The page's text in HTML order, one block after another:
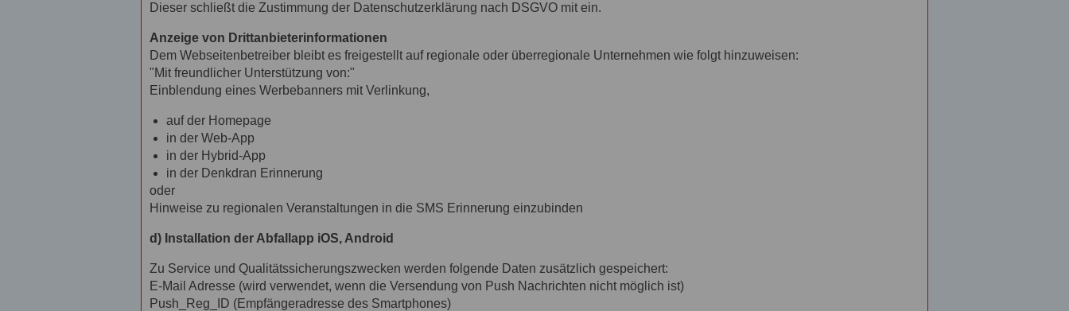
Dieser schließt die Zustimmung der Datenschutzerklärung nach DSGVO mit ein.
Anzeige von Drittanbieterinformationen
Dem Webseitenbetreiber bleibt es freigestellt auf regionale oder überregionale Unternehmen wie folgt hinzuweisen:
"Mit freundlicher Unterstützung von:"
Einblendung eines Werbebanners mit Verlinkung,
auf der Homepage
in der Web-App
in der Hybrid-App
in der Denkdran Erinnerung
oder
Hinweise zu regionalen Veranstaltungen in die SMS Erinnerung einzubinden
d) Installation der Abfallapp iOS, Android
Zu Service und Qualitätssicherungszwecken werden folgende Daten zusätzlich gespeichert:
E-Mail Adresse (wird verwendet, wenn die Versendung von Push Nachrichten nicht möglich ist)
Push_Reg_ID (Empfängeradresse des Smartphones)